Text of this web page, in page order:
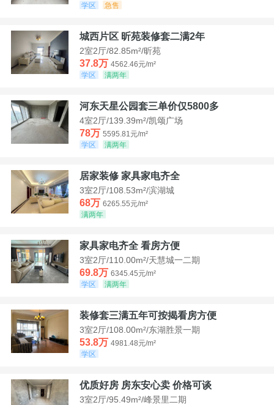
学区
急售
城西片区 昕苑装修套二满2年
2室2厅/82.85m²/昕苑
37.8万 4562.46元/m²
学区
满两年
河东天星公园套三单价仅5800多
4室2厅/139.39m²/凯颂广场
78万 5595.81元/m²
学区
满两年
居家装修 家具家电齐全
3室2厅/108.53m²/滨湖城
68万 6265.55元/m²
满两年
家具家电齐全 看房方便
3室2厅/110.00m²/天慧城一二期
69.8万 6345.45元/m²
学区
满两年
装修套三满五年可按揭看房方便
3室2厅/108.00m²/东湖胜景一期
53.8万 4981.48元/m²
学区
优质好房 房东安心卖 价格可谈
3室2厅/95.49m²/峰景里二期